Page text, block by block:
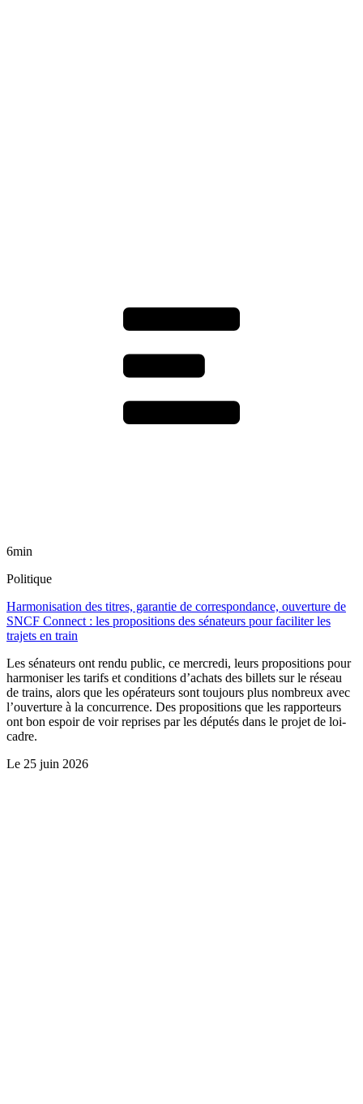
6min
Politique
Harmonisation des titres, garantie de correspondance, ouverture de
SNCF Connect : les propositions des sénateurs pour faciliter les
trajets en train
Les sénateurs ont rendu public, ce mercredi, leurs propositions pour
harmoniser les tarifs et conditions d’achats des billets sur le réseau
de trains, alors que les opérateurs sont toujours plus nombreux avec
l’ouverture à la concurrence. Des propositions que les rapporteurs
ont bon espoir de voir reprises par les députés dans le projet de loi-
cadre.
Le 25 juin 2026